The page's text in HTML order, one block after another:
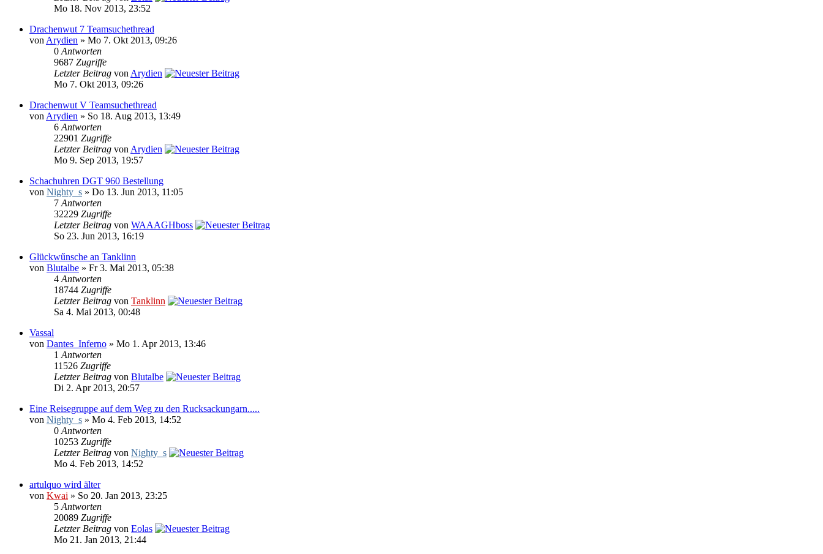
Mo 18. Nov 2013, 23:52
Drachenwut 7 Teamsuchethread
von Arydien » Mo 7. Okt 2013, 09:26
0 Antworten
9687 Zugriffe
Letzter Beitrag von Arydien
Mo 7. Okt 2013, 09:26
Drachenwut V Teamsuchethread
von Arydien » So 18. Aug 2013, 13:49
6 Antworten
22901 Zugriffe
Letzter Beitrag von Arydien
Mo 9. Sep 2013, 19:57
Schachuhren DGT 960 Bestellung
von Nighty_s » Do 13. Jun 2013, 11:05
7 Antworten
32229 Zugriffe
Letzter Beitrag von WAAAGHboss
So 23. Jun 2013, 16:19
Glückwűnsche an Tanklinn
von Blutalbe » Fr 3. Mai 2013, 05:38
4 Antworten
18744 Zugriffe
Letzter Beitrag von Tanklinn
Sa 4. Mai 2013, 00:48
Vassal
von Dantes_Inferno » Mo 1. Apr 2013, 13:46
1 Antworten
11526 Zugriffe
Letzter Beitrag von Blutalbe
Di 2. Apr 2013, 20:57
Eine Reisegruppe auf dem Weg zu den Rucksackungarn.....
von Nighty_s » Mo 4. Feb 2013, 14:52
0 Antworten
10253 Zugriffe
Letzter Beitrag von Nighty_s
Mo 4. Feb 2013, 14:52
artulquo wird älter
von Kwai » So 20. Jan 2013, 23:25
5 Antworten
20089 Zugriffe
Letzter Beitrag von Eolas
Mo 21. Jan 2013, 21:44